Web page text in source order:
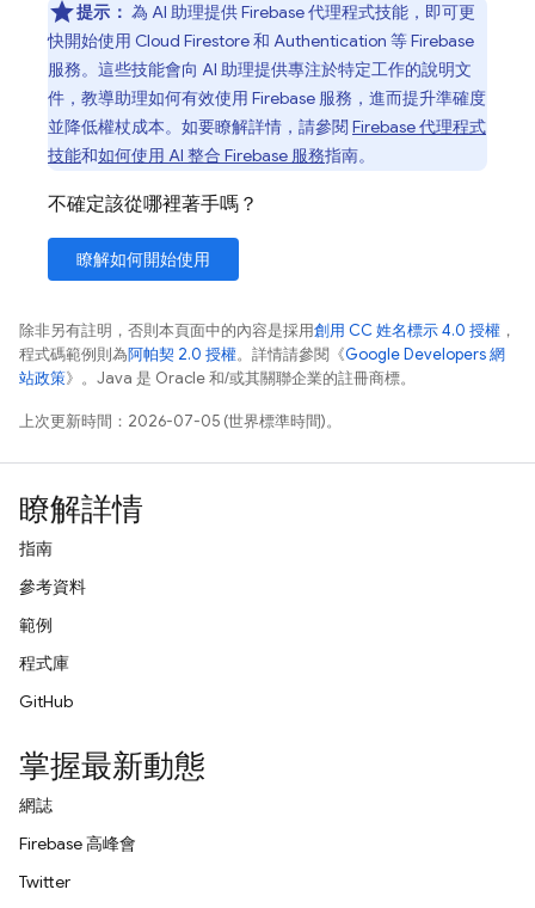
提示： 為 AI 助理提供 Firebase 代理程式技能，即可更
快開始使用 Cloud Firestore和 Authentication 等 Firebase
服務。這些技能會向 AI 助理提供專注於特定工作的說明文
件，教導助理如何有效使用 Firebase 服務，進而提升準確度
並降低權杖成本。如要瞭解詳情，請參閱 Firebase 代理程式
技能和如何使用 AI 整合 Firebase 服務指南。
不確定該從哪裡著手嗎？
瞭解如何開始使用
除非另有註明，否則本頁面中的內容是採用創用 CC 姓名標示 4.0 授權 ，
程式碼範例則為阿帕契 2.0 授權。詳情請參閱《Google Developers 網
站政策》。Java 是 Oracle 和/或其關聯企業的註冊商標。
上次更新時間：2026-07-05 (世界標準時間)。
瞭解詳情
指南
參考資料
範例
程式庫
GitHub
掌握最新動態
網誌
Firebase 高峰會
Twitter